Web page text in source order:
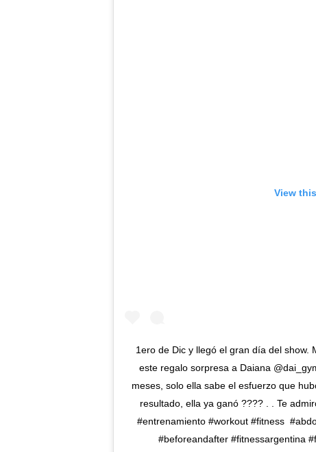
View
1ero de Dic y llegó el gran día del
este regalo sorpresa a Daiana
meses, solo ella sabe el esfuerzo que
resultado, ella ya ganó ???? . . Te
#entrenamiento #workout #fitness
#beforeandafter #fitnessargentina